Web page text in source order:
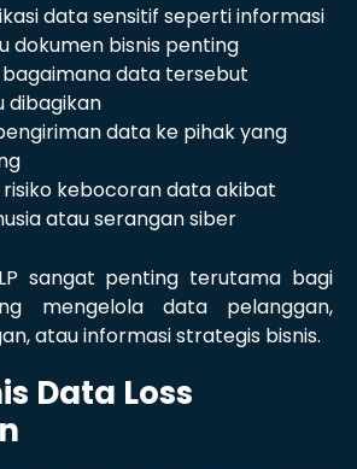
data sensitif seperti informasi
dokumen bisnis penting
data tersebut
dibagikan
data ke pihak yang
kebocoran data akibat
atau serangan siber
sangat penting terutama bagi
mengelola data pelanggan,
atau informasi strategis bisnis.
Data Loss